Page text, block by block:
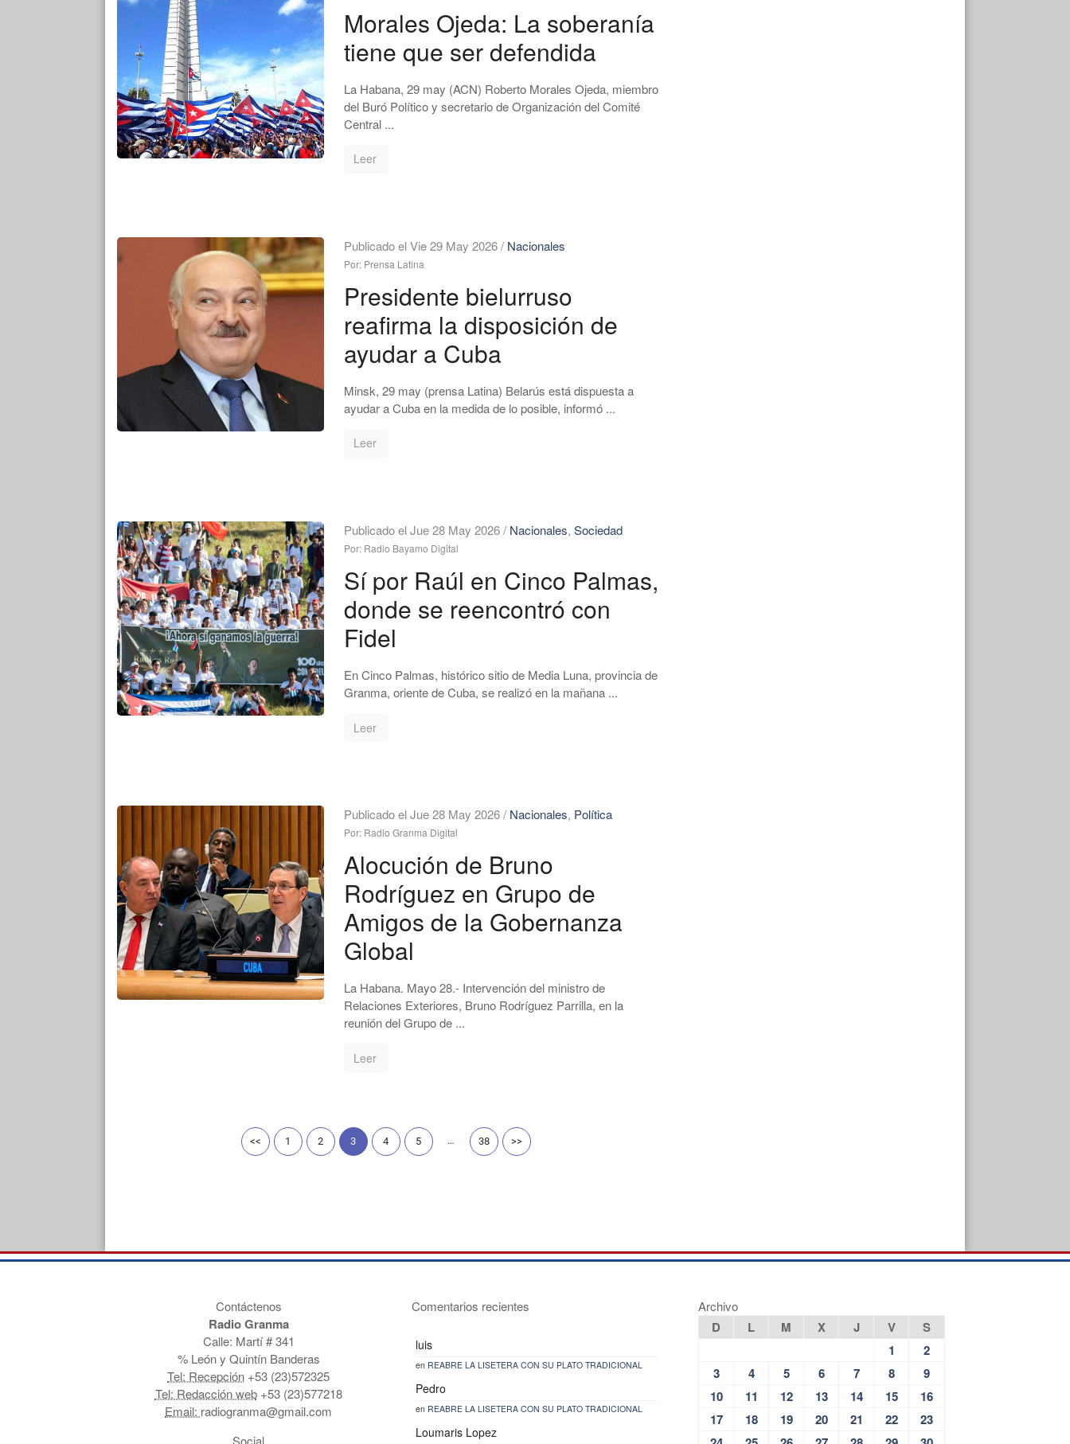
Morales Ojeda: La soberanía
tiene que ser defendida
La Habana, 29 may (ACN) Roberto Morales Ojeda, miembro
del Buró Político y secretario de Organización del Comité
Central ...
Leer
Publicado el Vie 29 May 2026/ Nacionales
Por: Prensa Latina
Presidente bielurruso
reafirma la disposición de
ayudar a Cuba
Minsk, 29 may (prensa Latina) Belarús está dispuesta a
ayudar a Cuba en la medida de lo posible, informó ...
Leer
Publicado el Jue 28 May 2026/ Nacionales, Sociedad
Por: Radio Bayamo Digital
Sí por Raúl en Cinco Palmas,
donde se reencontró con
Fidel
En Cinco Palmas, histórico sitio de Media Luna, provincia de
Granma, oriente de Cuba, se realizó en la mañana ...
Leer
Publicado el Jue 28 May 2026/ Nacionales, Política
Por: Radio Granma Digital
Alocución de Bruno
Rodríguez en Grupo de
Amigos de la Gobernanza
Global
La Habana. Mayo 28.- Intervención del ministro de
Relaciones Exteriores, Bruno Rodríguez Parrilla, en la
reunión del Grupo de ...
Leer
<< 1 2 3 4 5 … 38 >>
Contáctenos
Radio Granma
Calle: Martí # 341
% León y Quintín Banderas
Tel: Recepción +53 (23)572325
Tel: Redacción web+53 (23)577218
Email: radiogranma@gmail.com
Social
Comentarios recientes
luis
en REABRE LA LISETERA CON SU PLATO TRADICIONAL
Pedro
en REABRE LA LISETERA CON SU PLATO TRADICIONAL
Loumaris Lopez
Archivo
D L M X J V
S
1
2
3
4 5 6 7 8
9
10
11 12 13 14 15
16
17
18 19 20 21 22
23